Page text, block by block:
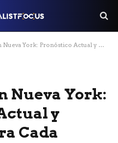
Pronóstico Actual y Consejos para Cada Estación
Nueva York:
y
Cada